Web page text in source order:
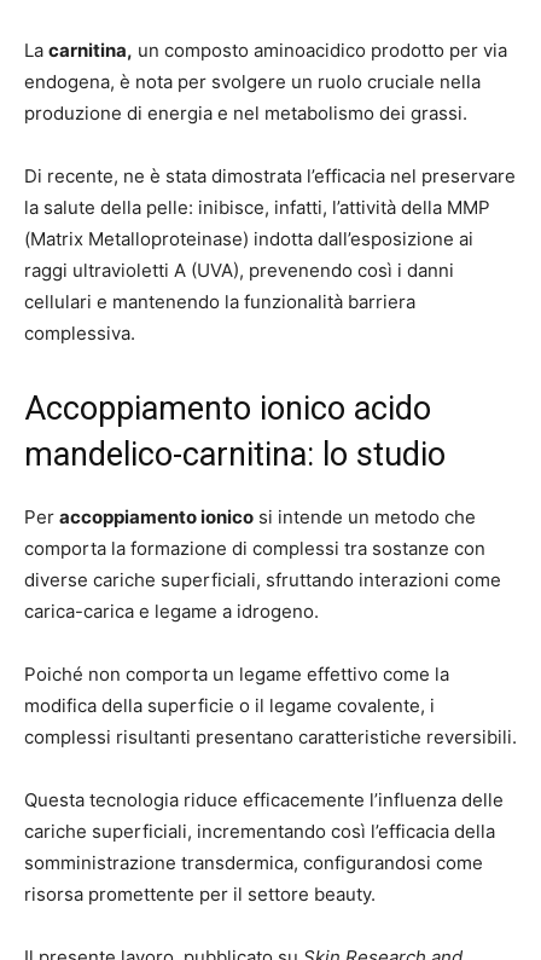
La carnitina, un composto aminoacidico prodotto per via
endogena, è nota per svolgere un ruolo cruciale nella
produzione di energia e nel metabolismo dei grassi.
Di recente, ne è stata dimostrata l’efficacia nel preservare
la salute della pelle: inibisce, infatti, l’attività della MMP
(Matrix Metalloproteinase) indotta dall’esposizione ai
raggi ultravioletti A (UVA), prevenendo così i danni
cellulari e mantenendo la funzionalità barriera
complessiva.
Accoppiamento ionico acido
mandelico-carnitina: lo studio
Per accoppiamento ionico si intende un metodo che
comporta la formazione di complessi tra sostanze con
diverse cariche superficiali, sfruttando interazioni come
carica-carica e legame a idrogeno.
Poiché non comporta un legame effettivo come la
modifica della superficie o il legame covalente, i
complessi risultanti presentano caratteristiche reversibili.
Questa tecnologia riduce efficacemente l’influenza delle
cariche superficiali, incrementando così l’efficacia della
somministrazione transdermica, configurandosi come
risorsa promettente per il settore beauty.